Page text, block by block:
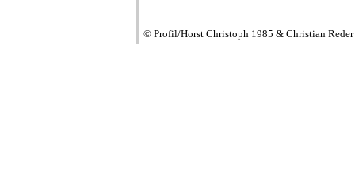
© Profil/Horst Christoph 1985 & Christian